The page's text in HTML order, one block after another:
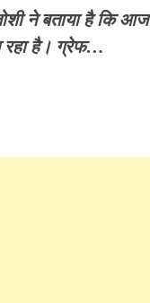
जोशी ने बताया है कि
रहा है। ग्रेफ…